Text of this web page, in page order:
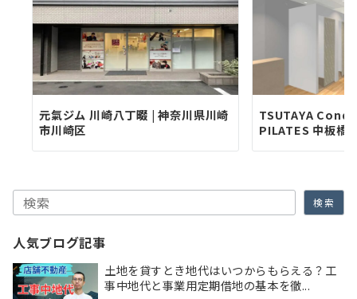
元氣ジム 川崎八丁畷 | 神奈川県川崎
市川崎区
TSUTAYA
PILATES 中板橋
検索 検索
人気ブログ記事
土地を貸すとき地代はいつからもらえる？工
事中地代と事業用定期借地の基本を徹...